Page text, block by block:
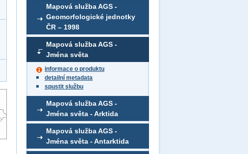
Mapová služba AGS -
Geomorfologické jednotky
ČR – 1998
Mapová služba AGS -
Jména světa
informace o produktu
detailní metadata
spustit službu
Mapová služba AGS -
Jména světa - Arktida
Mapová služba AGS -
Jména světa - Antarktida